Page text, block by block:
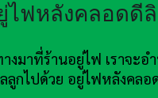
ไฟหลังคลอดดีลิ
งมาที่ร้านอยู่ไฟ เราจะ
กไปด้วย อยู่ไฟหลังคลอ